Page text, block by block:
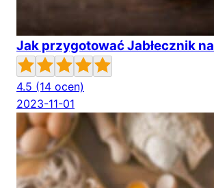
Jak przygotować Jabłecznik
4.5 (14 ocen)
2023-11-01